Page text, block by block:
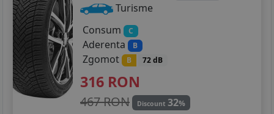
Turisme
Consum
C
Aderenta B
Zgomot B 72 dB
316 RON
467 RON Discount 32%